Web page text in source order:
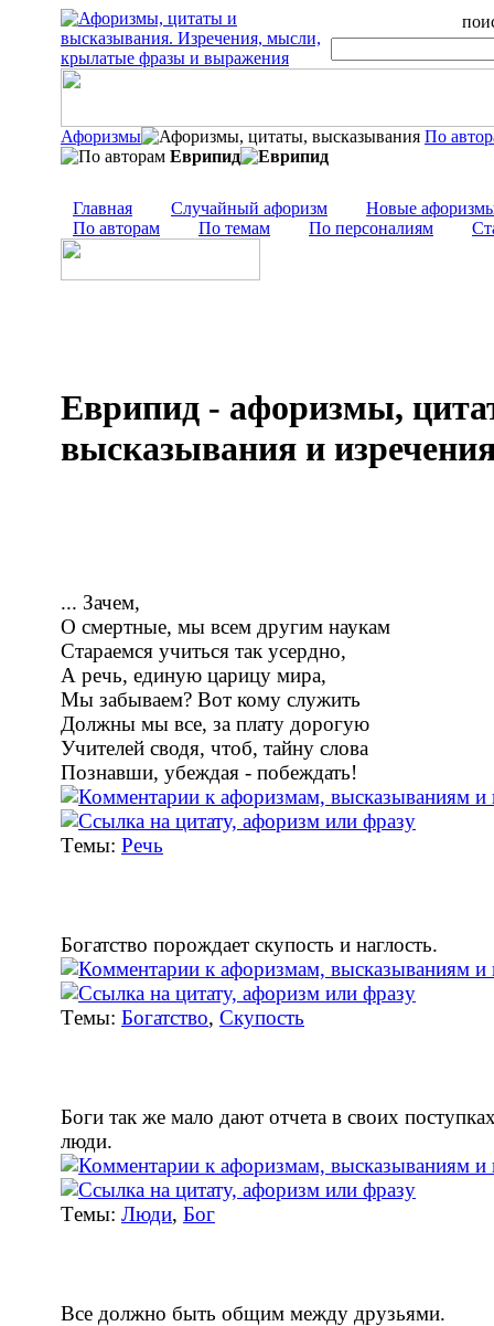
Афоризмы
По
Еврипид
Главная Случайный афоризм
Новые
По авторам
По темам По персоналиям
Еврипид - афоризмы,
высказывания и
... Зачем,
О смертные, мы всем другим наукам
Стараемся учиться так усердно,
А речь, единую царицу мира,
Мы забываем? Вот кому служить
Должны мы все, за плату дорогую
Учителей сводя, чтоб, тайну слова
Познавши, убеждая - побеждать!
Tемы: Речь
Богатство порождает скупость и наглость.
Tемы: Богатство, Скупость
Боги так же мало дают отчета в своих
люди.
Tемы: Люди, Бог
Все должно быть общим между друзьями.